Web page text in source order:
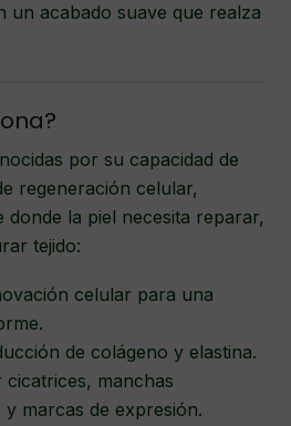
un acabado suave que realza
por su capacidad de
regeneración celular,
donde la piel necesita reparar,
tejido:
celular para una
de colágeno y elastina.
manchas
marcas de expresión.